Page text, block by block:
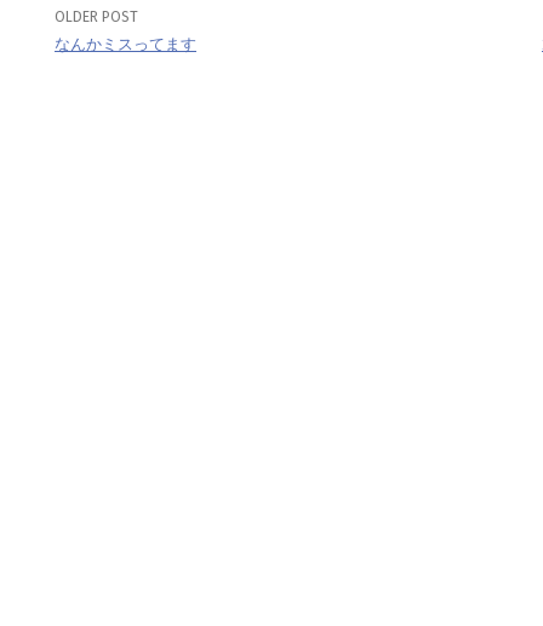
Post
OLDER POST
なんかミスってます